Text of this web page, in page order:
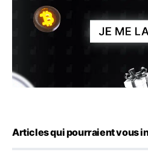
Articles qui pourraient vous